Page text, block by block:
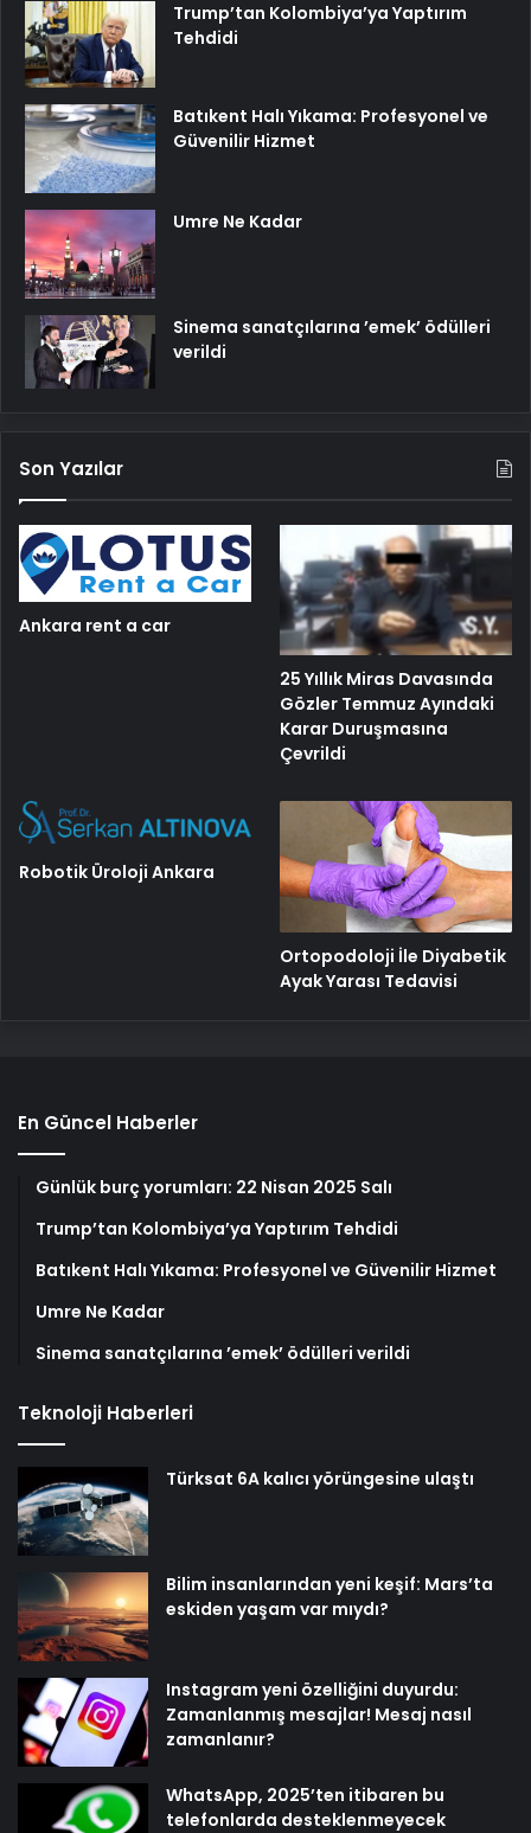
Trump’tan Kolombiya’ya Yaptırım
Tehdidi
Batıkent Halı Yıkama: Profesyonel ve
Güvenilir Hizmet
Umre Ne Kadar
Sinema sanatçılarına ’emek’ ödülleri
verildi
Son Yazılar
Ankara rent a car
25 Yıllık Miras Davasında
Gözler Temmuz Ayındaki
Karar Duruşmasına
Çevrildi
Robotik Üroloji Ankara
Ortopodoloji İle Diyabetik
Ayak Yarası Tedavisi
En Güncel Haberler
Günlük burç yorumları: 22 Nisan 2025 Salı
Trump’tan Kolombiya’ya Yaptırım Tehdidi
Batıkent Halı Yıkama: Profesyonel ve Güvenilir Hizmet
Umre Ne Kadar
Sinema sanatçılarına ’emek’ ödülleri verildi
Teknoloji Haberleri
Türksat 6A kalıcı yörüngesine ulaştı
Bilim insanlarından yeni keşif: Mars’ta
eskiden yaşam var mıydı?
Instagram yeni özelliğini duyurdu:
Zamanlanmış mesajlar! Mesaj nasıl
zamanlanır?
WhatsApp, 2025’ten itibaren bu
telefonlarda desteklenmeyecek